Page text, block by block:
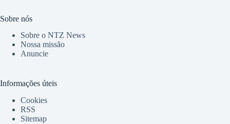
Sobre nós
Sobre o NTZ News
Nossa missão
Anuncie
Informações úteis
Cookies
RSS
Sitemap